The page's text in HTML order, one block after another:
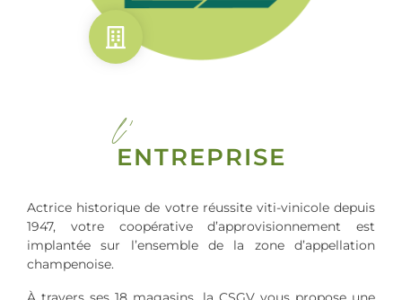
l'
ENTREPRISE
Actrice historique de votre réussite viti-vinicole depuis
1947, votre coopérative d’approvisionnement est
implantée sur l’ensemble de la zone d’appellation
champenoise.